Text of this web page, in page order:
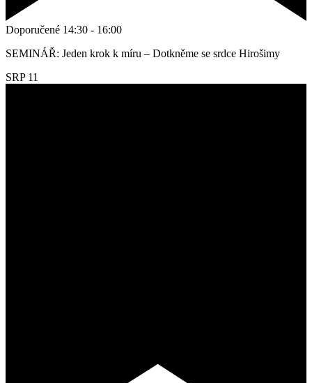
Doporučené 14:30 - 16:00
SEMINÁŘ: Jeden krok k míru – Dotkněme se srdce Hirošimy
SRP 11